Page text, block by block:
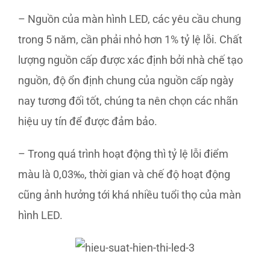
– Nguồn của màn hình LED, các yêu cầu chung
trong 5 năm, cần phải nhỏ hơn 1% tỷ lệ lỗi. Chất
lượng nguồn cấp được xác định bởi nhà chế tạo
nguồn, độ ổn định chung của nguồn cấp ngày
nay tương đối tốt, chúng ta nên chọn các nhãn
hiệu uy tín để được đảm bảo.
– Trong quá trình hoạt động thì tỷ lệ lỗi điểm
màu là 0,03‰, thời gian và chế độ hoạt động
cũng ảnh hưởng tới khá nhiều tuổi thọ của màn
hình LED.